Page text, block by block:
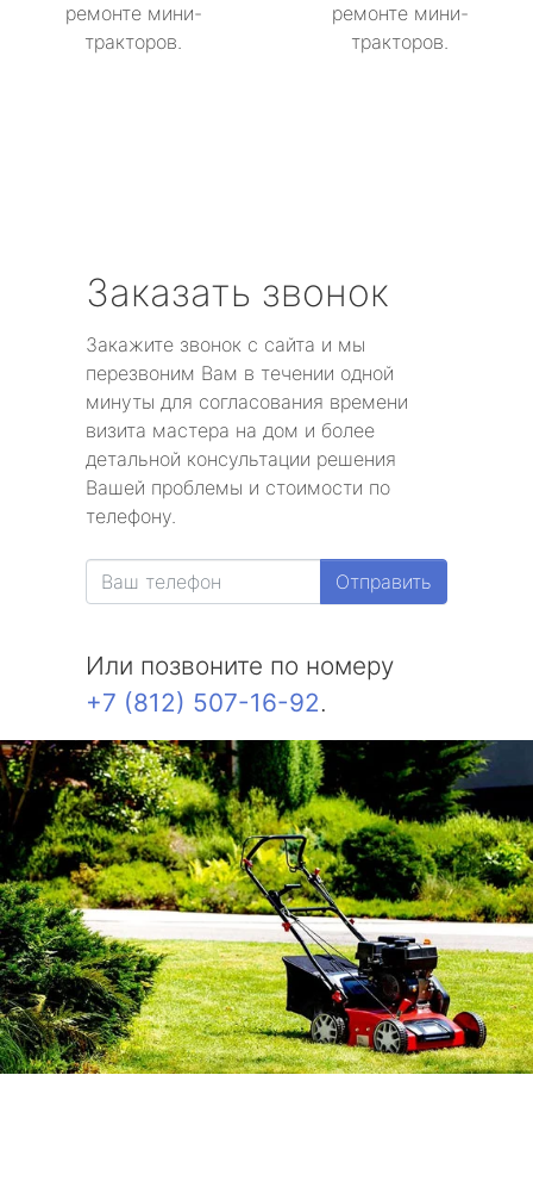
ремонте мини-
тракторов.
ремонте мини-
тракторов.
Заказать звонок
Закажите звонок с сайта и мы
перезвоним Вам в течении одной
минуты для согласования времени
визита мастера на дом и более
детальной консультации решения
Вашей проблемы и стоимости по
телефону.
Отправить
Или позвоните по номеру
+7 (812) 507-16-92.